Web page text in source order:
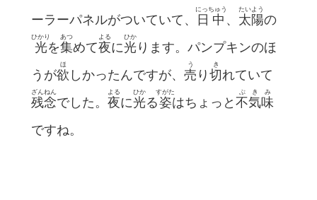
ーラーパネルがついていて、
日中
にっちゅう
、 太陽
たいよう
の
光
ひかり
を集
あつ
めて夜
よる
に光
ひか
ります。パンプキンのほ
うが欲
ほ
しかったんですが、売
う
り切
き
れていて
残念
ざんねん
でした。夜
よる
に光
ひか
る姿
すがた
はちょっと不気味
ぶきみ
ですね。